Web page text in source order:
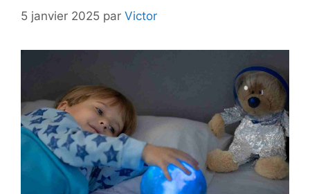
5 janvier 2025 par Victor